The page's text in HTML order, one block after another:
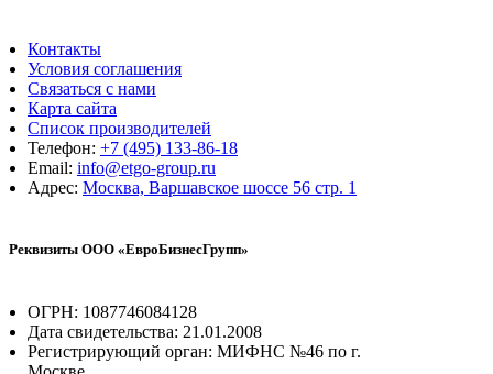
Контакты
Условия соглашения
Связаться с нами
Карта сайта
Список производителей
Телефон: +7 (495) 133-86-18
Email: info@etgo-group.ru
Адрес: Москва, Варшавское шоссе 56 стр. 1
Реквизиты ООО «ЕвроБизнесГрупп»
ОГРН: 1087746084128
Дата свидетельства: 21.01.2008
Регистрирующий орган: МИФНС №46 по г.